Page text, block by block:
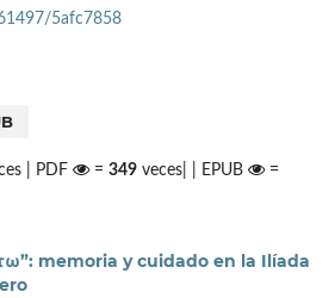
5afc7858
| PDF = 349veces| | EPUB
=
memoria y cuidado en la Ilíada